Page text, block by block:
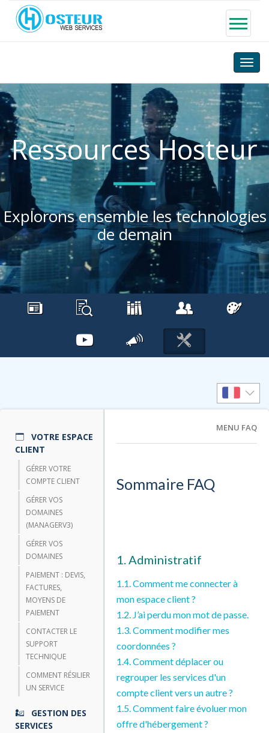
Toggle
Ressources Hosteur
Explorons ensemble les technologies
de demain
VOTRE ESPACE
CLIENT
GÉRER VOTRE
COMPTE CLIENT
GÉRER VOS
DOMAINES
(MANAGERV3)
GÉRER VOS
DOMAINES
PAIEMENT : DEVIS,
FACTURES,
MOYENS DE
PAIEMENT
CONTACTER LE
SUPPORT
TECHNIQUE
COMMENT RÉSILIER
UN SERVICE
GESTION DES
SERVICES
MENU FAQ
Sommaire FAQ
1. Administratif
1.1. Comment me connecter à
mon espace client ?
1.2. J’ai perdu mon mot de passe.
1.3. Comment modifier mes
coordonnées ?
1.4. Comment déplacer ou
regrouper les services d'un
compte client vers un autre ?
1.5. Comment faire évoluer mon
offre d'hébergement ?